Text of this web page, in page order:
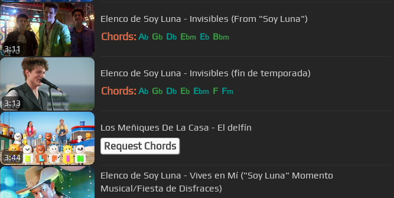
3:11
Elenco de Soy Luna - Invisibles (From "Soy Luna")
Chords: Ab Gb Db Ebm Eb Bbm
3:13
Elenco de Soy Luna - Invisibles (fin de temporada)
Chords: Ab Gb Db Eb Ebm F Fm
3:44
Los Meñiques De La Casa - El delfín
Request Chords
Elenco de Soy Luna - Vives en Mí ("Soy Luna" Momento
Musical/Fiesta de Disfraces)